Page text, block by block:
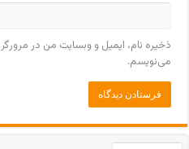
ذخیره نام، ایمیل و وبسایت من در
می‌نویسم.